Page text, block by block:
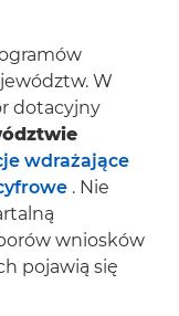
W
dotacyjny
wdrażające
. Nie
wniosków
pojawią się